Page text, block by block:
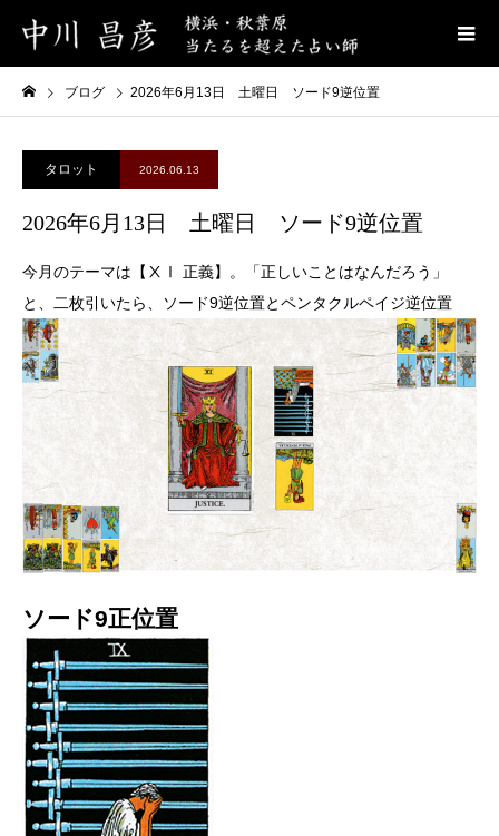
ブログ 2026年6月13日 土曜日 ソード9逆位置
タロット 2026.06.13
2026年6月13日 土曜日 ソード9逆位置
今月のテーマは【ⅩⅠ 正義】。「正しいことはなんだろう」
と、二枚引いたら、ソード9逆位置とペンタクルペイジ逆位置
ソード9正位置